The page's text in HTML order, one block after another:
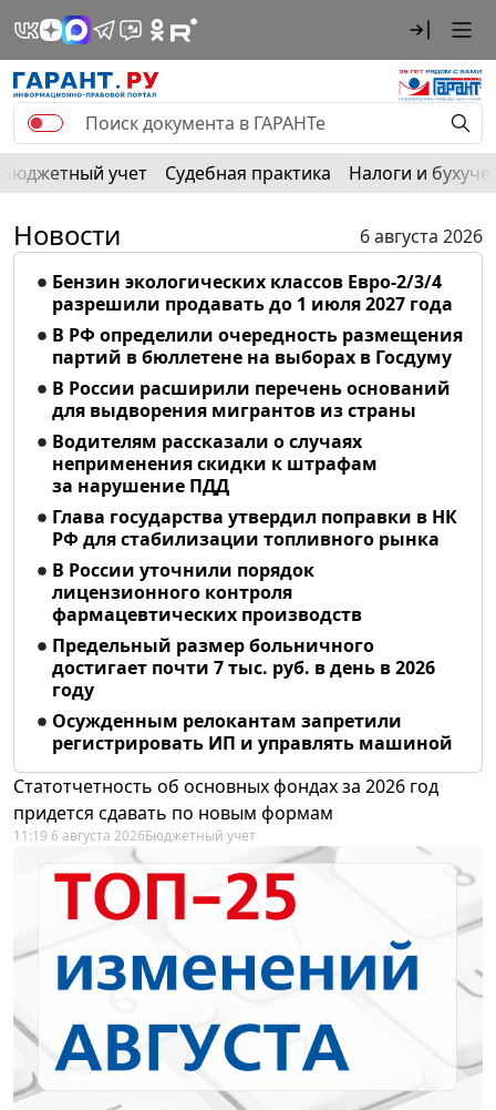
Бюджетный учет Судебная практика Налоги и
Новости
6 августа 2026
Бензин экологических классов Евро-2/3/4
разрешили продавать до 1 июля 2027 года
В РФ определили очередность размещения
партий в бюллетене на выборах в Госдуму
В России расширили перечень оснований
для выдворения мигрантов из страны
Водителям рассказали о случаях
неприменения скидки к штрафам
за нарушение ПДД
Глава государства утвердил поправки в НК
РФ для стабилизации топливного рынка
В России уточнили порядок
лицензионного контроля
фармацевтических производств
Предельный размер больничного
достигает почти 7 тыс. руб. в день в 2026
году
Осужденным релокантам запретили
регистрировать ИП и управлять машиной
Статотчетность об основных фондах за 2026 год
придется сдавать по новым формам
11:19 6 августа 2026Бюджетный учет